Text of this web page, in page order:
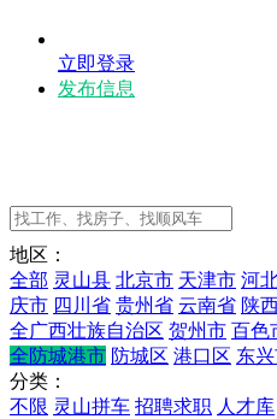
立即登录
发布信息
地区：
全部 灵山县 北京市 天津市 河
庆市 四川省 贵州省 云南省 陕
全广西壮族自治区 贺州市 百色
全防城港市 防城区 港口区 东
分类：
不限 灵山拼车 招聘求职 人才库